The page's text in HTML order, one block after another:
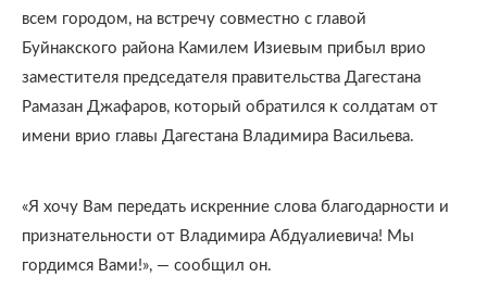
всем городом, на встречу совместно с главой
Буйнакского района Камилем Изиевым прибыл врио
заместителя председателя правительства Дагестана
Рамазан Джафаров, который обратился к солдатам от
имени врио главы Дагестана Владимира Васильева.
«Я хочу Вам передать искренние слова благодарности и
признательности от Владимира Абдуалиевича! Мы
гордимся Вами!», — сообщил он.